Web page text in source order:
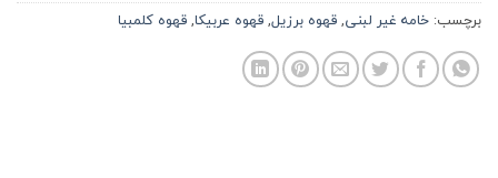
برچسب: خامه غیر لبنی,قهوه برزیل,قهوه عربیکا,قهوه کلمبیا